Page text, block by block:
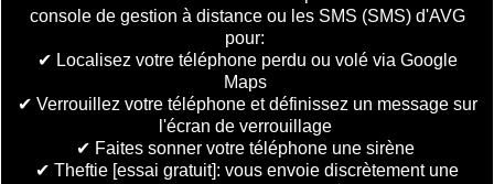
console de gestion à distance ou les SMS (SMS) d'AVG
pour:
✔ Localisez votre téléphone perdu ou volé via Google
Maps
✔ Verrouillez votre téléphone et définissez un message sur
l'écran de verrouillage
✔ Faites sonner votre téléphone une sirène
✔ Theftie [essai gratuit]: vous envoie discrètement une